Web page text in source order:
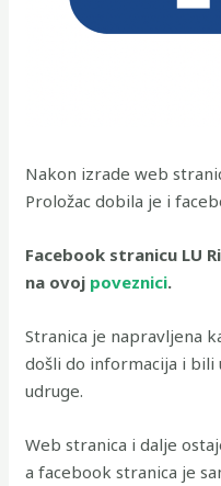
Nakon izrade web
Proložac dobila je i
Facebook stranicu LU
na ovoj poveznici.
Stranica je napravljena
došli do informacija i bili
udruge.
Web stranica i dalje
a facebook stranica je